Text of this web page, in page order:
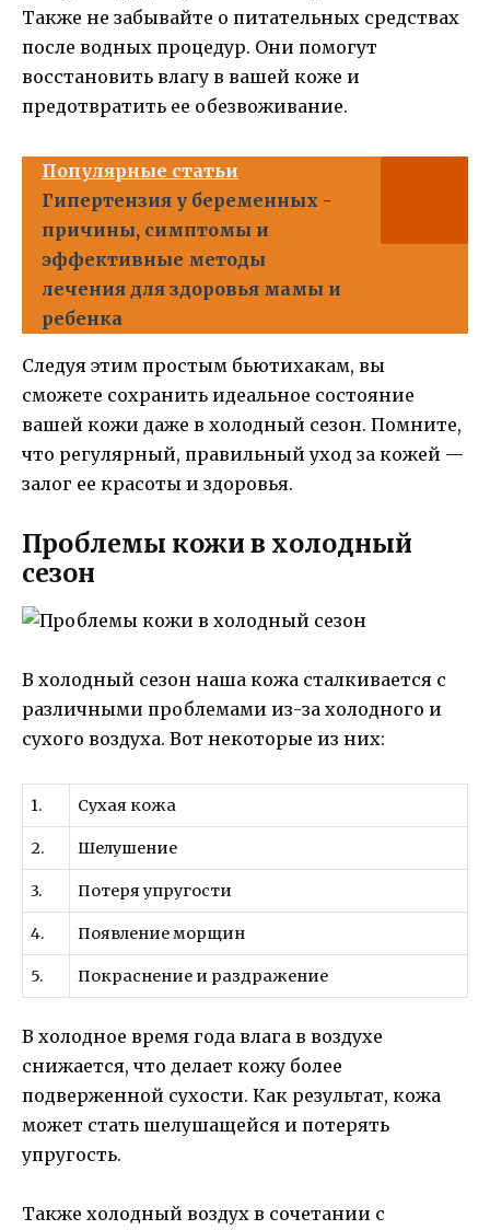
Также не забывайте о питательных средствах
после водных процедур. Они помогут
восстановить влагу в вашей коже и
предотвратить ее обезвоживание.
Популярные статьи
Гипертензия у беременных -
причины, симптомы и
эффективные методы
лечения для здоровья мамы и
ребенка
Следуя этим простым бьютихакам, вы
сможете сохранить идеальное состояние
вашей кожи даже в холодный сезон. Помните,
что регулярный, правильный уход за кожей —
залог ее красоты и здоровья.
Проблемы кожи в холодный
сезон
В холодный сезон наша кожа сталкивается с
различными проблемами из-за холодного и
сухого воздуха. Вот некоторые из них:
1. Сухая кожа
2. Шелушение
3. Потеря упругости
4. Появление морщин
5. Покраснение и раздражение
В холодное время года влага в воздухе
снижается, что делает кожу более
подверженной сухости. Как результат, кожа
может стать шелушащейся и потерять
упругость.
Также холодный воздух в сочетании с